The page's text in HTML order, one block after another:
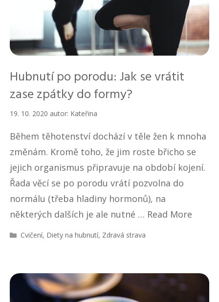
Hubnutí po porodu: Jak se vrátit
zase zpátky do formy?
19. 10. 2020 autor: Kateřina
Během těhotenství dochází v těle žen k mnoha
změnám. Kromě toho, že jim roste břicho se
jejich organismus připravuje na období kojení.
Řada věcí se po porodu vrátí pozvolna do
normálu (třeba hladiny hormonů), na
některých dalších je ale nutné … Read More
R
i
Cvičení, Diety na hubnutí, Zdravá strava